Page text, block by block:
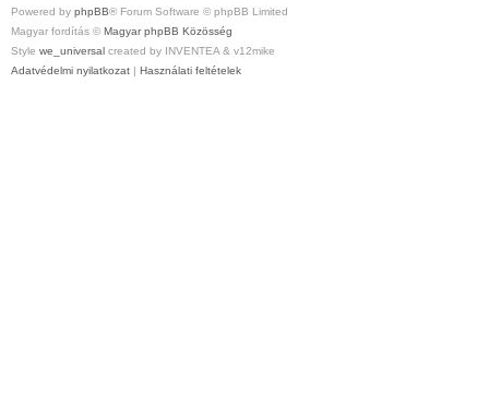
Powered by phpBB® Forum Software © phpBB Limited
Magyar fordítás © Magyar phpBB Közösség
Style we_universal created by INVENTEA & v12mike
Adatvédelmi nyilatkozat | Használati feltételek